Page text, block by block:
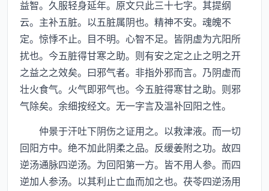
益智。久服轻身延年。原文只此三十七字。其提纲
云。主补五脏。以五脏属阴也。精神不安。魂魄不
定。惊悸不止。目不明。心智不足。皆阴虚为亢阳所
扰也。今五脏得甘寒之助。则有安之定之止之明之开
之益之之效矣。曰邪气者。非指外邪而言。乃阴虚而
壮火食气。火气即邪气也。今五脏得寒甘之助。则邪
气除矣。余细按经文。无一字言及温补回阳之性。
仲景于汗吐下阴伤之证用之。以救津液。而一切
回阳方中。绝不加此阴柔之品。反缓姜附之功。故四
逆汤通脉四逆汤。为回阳第一方。皆不用人参。而四
逆加人参汤。以其利止亡血而加之也。茯苓四逆汤用